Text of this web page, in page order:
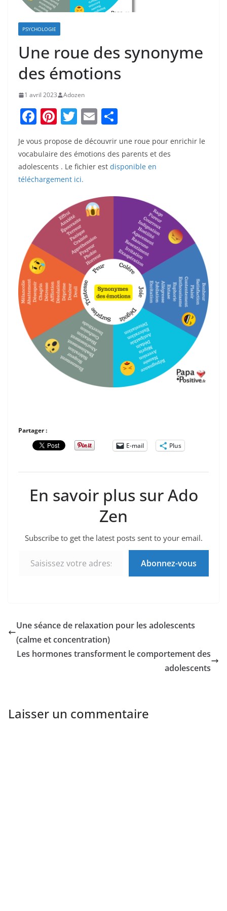
PSYCHOLOGIE
Une roue des synonyme
des émotions
1 avril 2023 Adozen
F
c
e
b
k
Pi
er
e
st
T
w
itt
er
E
ai
l
ta
g
Je vous propose de découvrir une roue pour enrichir le
vocabulaire des émotions des parents et des
adolescents . Le fichier est disponible en
téléchargement ici.
Partager :
E-mail
Plus
En savoir plus sur Ado
Zen
Subscribe to get the latest posts sent to your email.
Abonnez-vous
Une séance de relaxation pour les adolescents
(calme et concentration)
Les hormones transforment le comportement des
adolescents
Laisser un commentaire